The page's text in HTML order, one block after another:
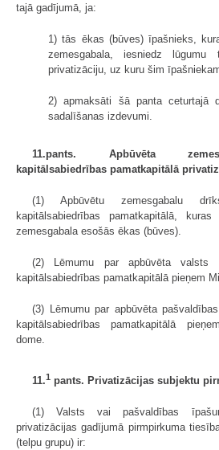
tajā gadījumā, ja:
1) tās ēkas (būves) īpašnieks,
zemesgabala, iesniedz lūgumu
privatizāciju, uz kuru šim
2) apmaksāti šā panta ceturtajā
sadalīšanas izdevumi.
11.pants. Apbūvēta
kapitālsabiedrības pamatkapitālā
(1) Apbūvētu zemesgabalu
kapitālsabiedrības pamatkapitālā,
zemesgabala esošās ēkas (būves).
(2) Lēmumu par apbūvēta valsts
kapitālsabiedrības pamatkapitālā pieņem
(3) Lēmumu par apbūvēta
kapitālsabiedrības pamatkapitālā
dome.
11.1 pants. Privatizācijas subjektu
(1) Valsts vai pašvaldības
privatizācijas gadījumā pirmpirkuma
(telpu grupu) ir: